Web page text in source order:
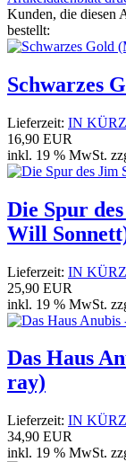
Kunden, die diesen
bestellt:
Schwarzes
Lieferzeit: IN
16,90 EUR
inkl. 19 % MwSt.
Die Spur
Will
Lieferzeit: IN
25,90 EUR
inkl. 19 % MwSt.
Das Haus
ray)
Lieferzeit: IN
34,90 EUR
inkl. 19 % MwSt.